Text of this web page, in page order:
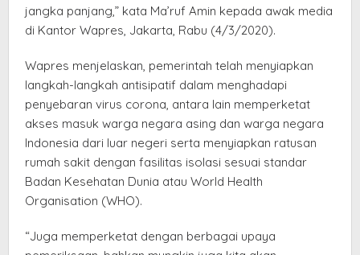
jangka panjang,” kata Ma’ruf Amin kepada awak media
di Kantor Wapres, Jakarta, Rabu (4/3/2020).
Wapres menjelaskan, pemerintah telah menyiapkan
langkah-langkah antisipatif dalam menghadapi
penyebaran virus corona, antara lain memperketat
akses masuk warga negara asing dan warga negara
Indonesia dari luar negeri serta menyiapkan ratusan
rumah sakit dengan fasilitas isolasi sesuai standar
Badan Kesehatan Dunia atau World Health
Organisation (WHO).
“Juga memperketat dengan berbagai upaya